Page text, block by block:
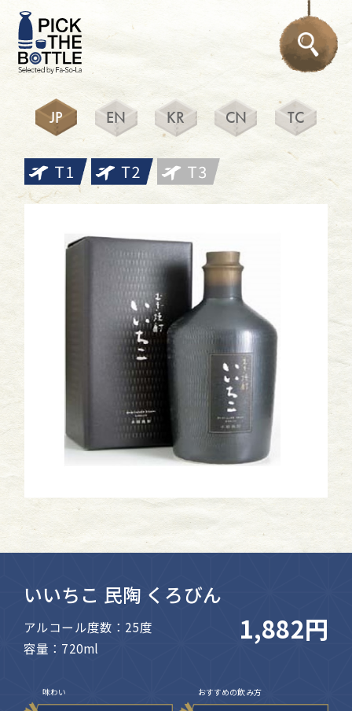
JP EN KR CN TC
いいちこ 民陶 くろびん
アルコール度数：25度
容量：720ml
1,882円
味わい おすすめの飲み方